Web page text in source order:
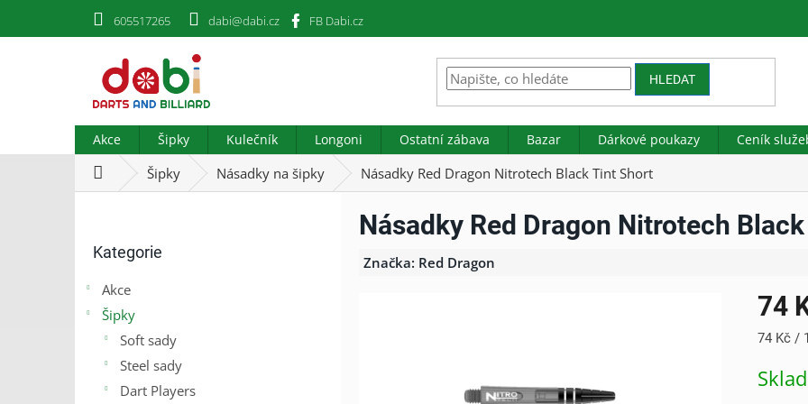
605517265 dabi@dabi.cz FB Dabi.cz
HLEDAT
Akce Šipky Kulečník Longoni Ostatní zábava Bazar Dárkové poukazy Ceník
DomůŠipky Násadky na šipky Násadky Red Dragon Nitrotech Black Tint Short
kategorie
Kategorie
Akce
Šipky
Soft sady
Steel sady
Dart Players
Násadky Red Dragon Nitrotech
Značka: Red Dragon
74
Měrná
74 Kč /